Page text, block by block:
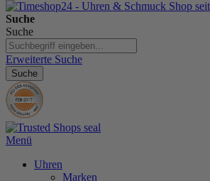
Suche
Suche
Erweiterte Suche
Suche
Menü
Uhren
Marken